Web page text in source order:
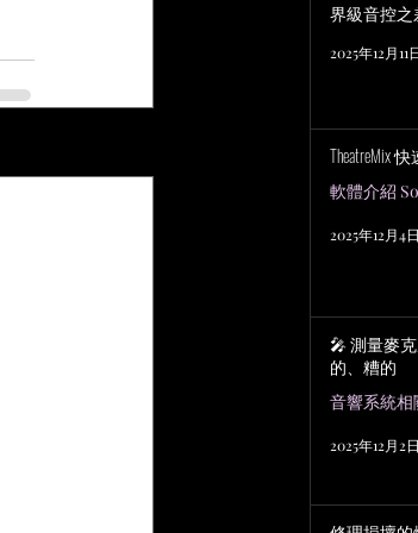
界級音控之
2025年12月11
TheatreMix
軟體介紹
2025年12月4
🎤 測量麥
的、糟的
2025年12月2